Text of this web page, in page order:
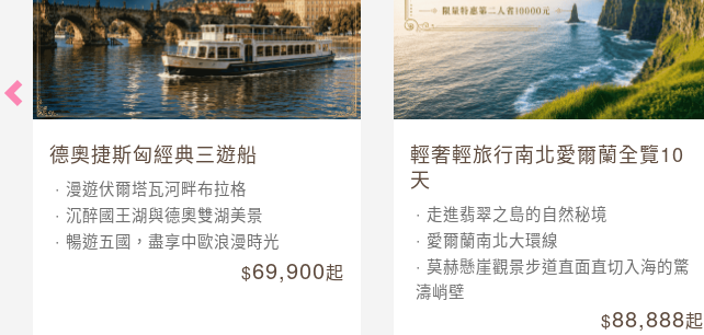
德奧捷斯匈經典三遊船
漫遊伏爾塔瓦河畔布拉格
沉醉國王湖與德奧雙湖美景
暢遊五國，盡享中歐浪漫時光
69,900起
輕奢輕旅行南北愛爾蘭全覽10
天
走進翡翠之島的自然秘境
愛爾蘭南北大環線
莫赫懸崖觀景步道直面直切入海的驚
濤峭壁
88,888起